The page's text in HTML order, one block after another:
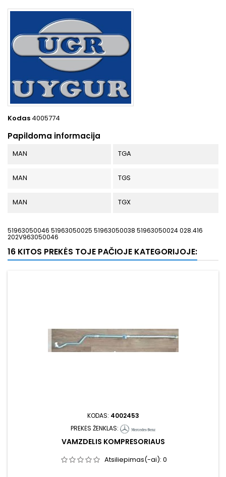
Kodas 4005774
Papildoma informacija
MAN TGA
MAN TGS
MAN TGX
51963050046 51963050025 51963050038 51963050024 028.416
202V963050046
16 KITOS PREKĖS TOJE PAČIOJE KATEGORIJOJE:
KODAS: 4002453
PREKĖS ŽENKLAS:
VAMZDELIS KOMPRESORIAUS
Atsiliepimas(-ai): 0